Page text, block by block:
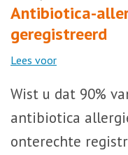
Antibiotica-
geregistreerd
Lees voor
Wist u dat 90%
antibiotica
onterechte